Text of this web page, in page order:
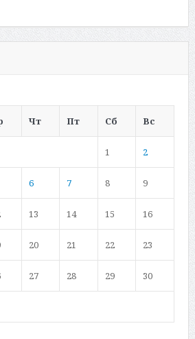
Чт Пт Сб Вс
1 2
6 7 8 9
13 14 15 16
20 21 22 23
27 28 29 30